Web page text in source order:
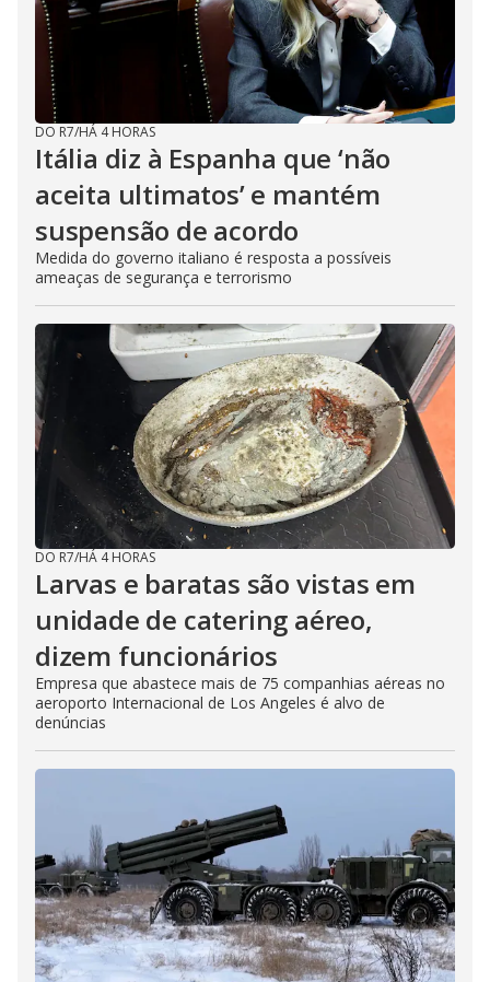
DO R7/HÁ 4 HORAS
Itália diz à Espanha que ‘não
aceita ultimatos’ e mantém
suspensão de acordo
Medida do governo italiano é resposta a possíveis
ameaças de segurança e terrorismo
DO R7/HÁ 4 HORAS
Larvas e baratas são vistas em
unidade de catering aéreo,
dizem funcionários
Empresa que abastece mais de 75 companhias aéreas no
aeroporto Internacional de Los Angeles é alvo de
denúncias